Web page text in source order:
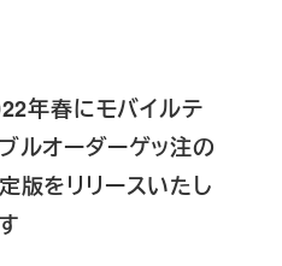
年春にモバイルテ
ルオーダーゲッ注の
版をリリースいたし